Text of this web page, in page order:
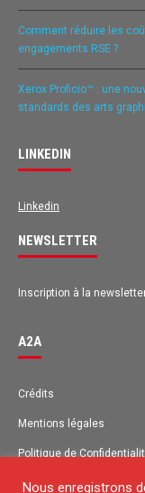
Comment réduire les
engagements RSE ?
Xerox Proficio™ : une
standards des arts
LINKEDIN
Linkedin
NEWSLETTER
Inscription à la
A2A
Crédits
Mentions légales
Politique de
Plan du site
Nous enregistrons